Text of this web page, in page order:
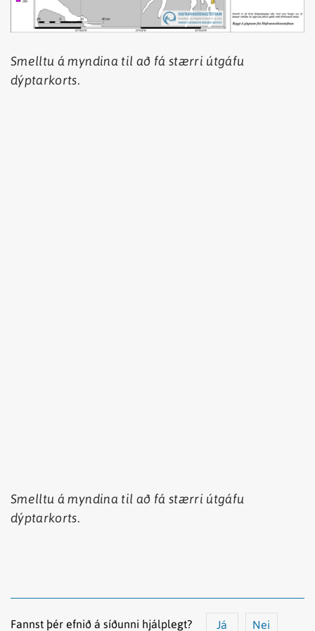
Smelltu á myndina til að fá stærri útgáfu
dýptarkorts.
Smelltu á myndina til að fá stærri útgáfu
dýptarkorts.
Fannst þér efnið á síðunni hjálplegt? Já Nei